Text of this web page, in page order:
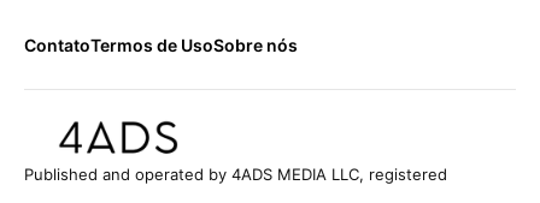
ContatoTermos de UsoSobre nós
Published and operated by 4ADS MEDIA LLC, registered